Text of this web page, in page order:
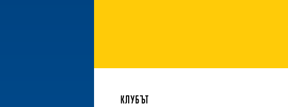
КЛУБЪТ